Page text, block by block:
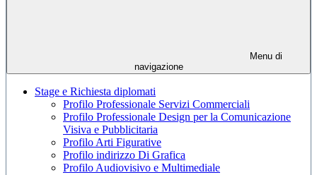
Menu di
navigazione
Stage e Richiesta diplomati
Profilo Professionale Servizi Commerciali
Profilo Professionale Design per la Comunicazione
Visiva e Pubblicitaria
Profilo Arti Figurative
Profilo indirizzo Di Grafica
Profilo Audiovisivo e Multimediale